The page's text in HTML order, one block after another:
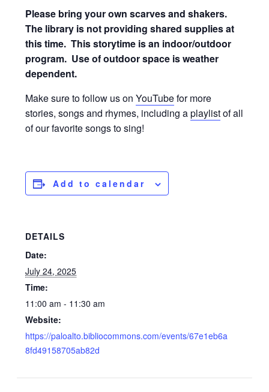
Please bring your own scarves and shakers.
The library is not providing shared supplies at
this time.This storytime is an indoor/outdoor
program. Use of outdoor space is weather
dependent.
Make sure to follow us onYouTubefor more
stories, songs and rhymes, including aplaylistof all
of our favorite songs to sing!
Add to calendar
DETAILS
Date:
July 24, 2025
Time:
11:00 am - 11:30 am
Website:
https://paloalto.bibliocommons.com/events/67e1eb6a
8fd49158705ab82d